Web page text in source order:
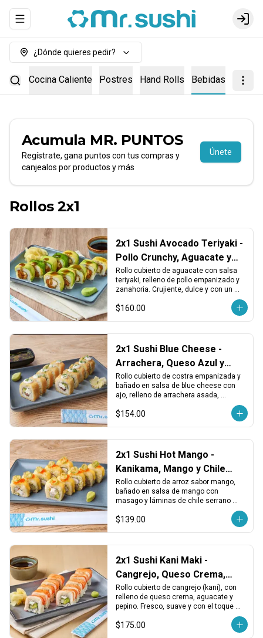
Abrir menu de navegación Login
¿Dónde quieres pedir?
Cocina Caliente Postres Hand Rolls Bebidas
Acumula MR. PUNTOS
Regístrate, gana puntos con tus compras y
canjealos por productos y más
Únete
Rollos 2x1
2x1 Sushi Avocado Teriyaki -
Pollo Crunchy, Aguacate y
Zanahoria
Rollo cubierto de aguacate con salsa
teriyaki, relleno de pollo empanizado y
zanahoria. Crujiente, dulce y con un
$160.00
2x1 Sushi Blue Cheese -
Arrachera, Queso Azul y
Costra Crujiente
Rollo cubierto de costra empanizada y
bañado en salsa de blue cheese con
ajo, relleno de arrachera asada,
con cebollín fresco.
$154.00
2x1 Sushi Hot Mango -
Kanikama, Mango y Chile
Serrano
Rollo cubierto de arroz sabor mango,
bañado en salsa de mango con
masago y láminas de chile serrano
kanikama, aguacate y queso crema.
$139.00
2x1 Sushi Kani Maki -
Cangrejo, Queso Crema,
Aguacate y Pepino
Rollo cubierto de cangrejo (kani), con
relleno de queso crema, aguacate y
pepino. Fresco, suave y con el toque
$175.00